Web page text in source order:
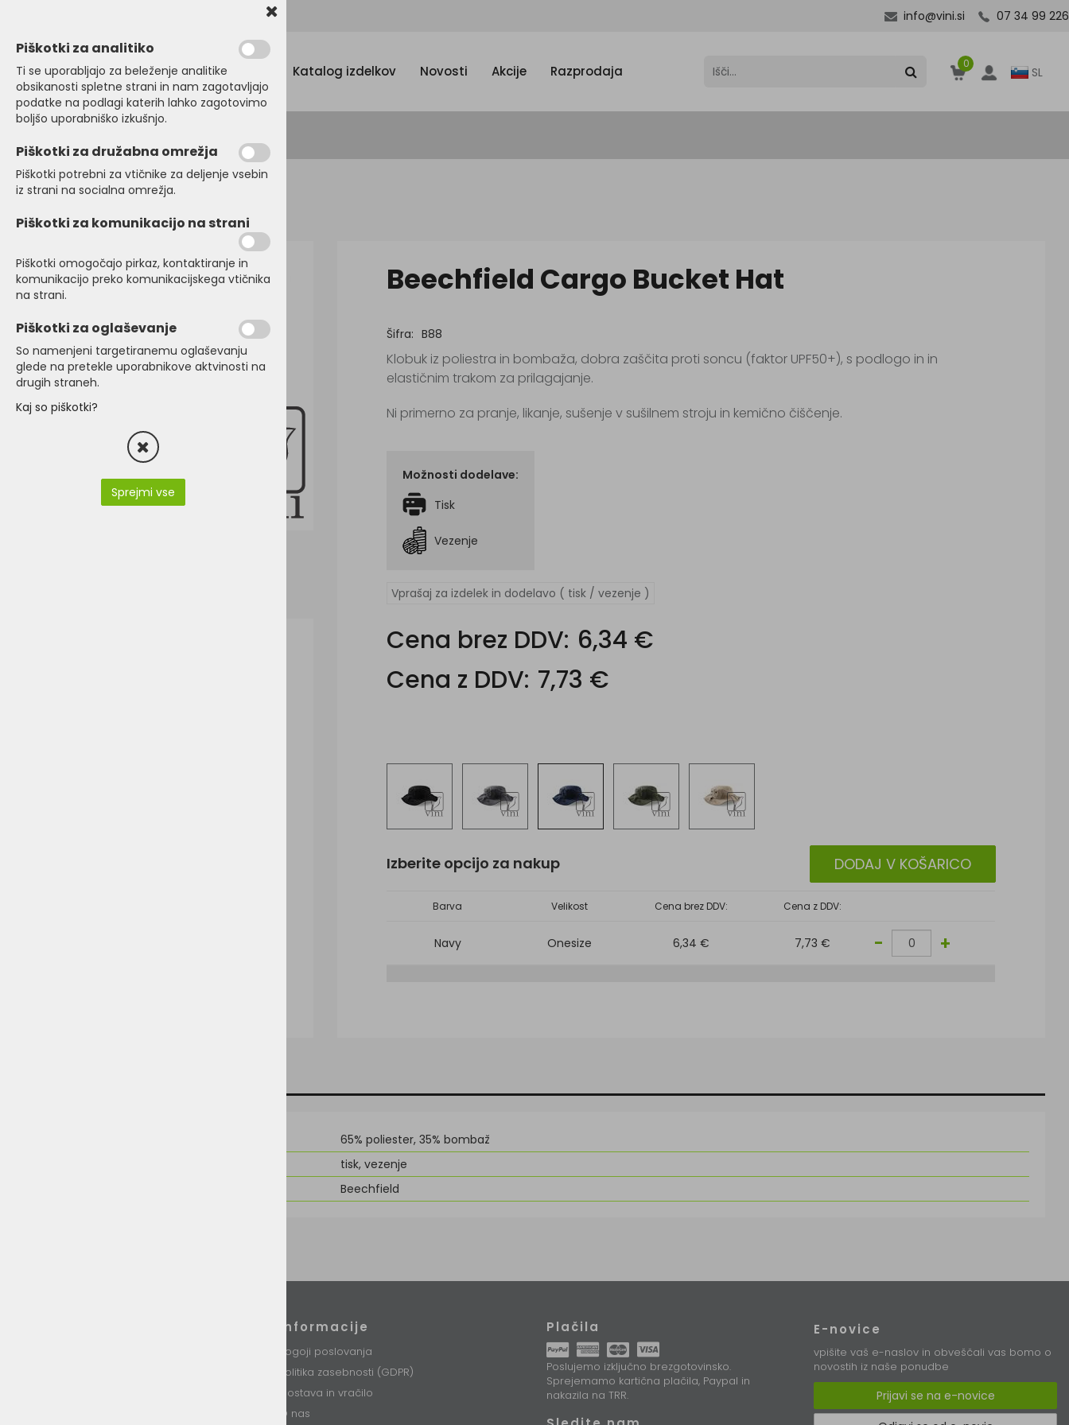
info@vini.si 07 34 99 226
Menu Katalog izdelkov Novosti Akcije Razprodaja 0
SL
Domov KAPE, ŠALI, ROKAVICE Klobuki
Beechfield Cargo Bucket Hat
Šifra: B88
Klobuk iz poliestra in bombaža, dobra zaščita proti soncu (faktor UPF50+), s podlogo in in
elastičnim trakom za prilagajanje.
Ni primerno za pranje, likanje, sušenje v sušilnem stroju in kemično čiščenje.
Možnosti dodelave:
Tisk
Vezenje
Vprašaj za izdelek in dodelavo ( tisk / vezenje )
Cena brez DDV: 6,34 €
Cena z DDV: 7,73 €
Izberite opcijo za nakup DODAJ V KOŠARICO
Barva Velikost Cena brez DDV: Cena z DDV:
Navy Onesize 6,34 € 7,73 € - +
65% poliester, 35% bombaž
tisk, vezenje
Beechfield
Informacije
Pogoji poslovanja
Politika zasebnosti (GDPR)
Dostava in vračilo
O nas
Plačila
Poslujemo izključno brezgotovinsko.
Sprejemamo kartična plačila, Paypal in
nakazila na TRR.
E-novice
vpišite vaš e-naslov in obveščali vas bomo o
novostih iz naše ponudbe
Prijavi se na e-novice
Piškotki za analitiko
Ti se uporabljajo za beleženje analitike
obsikanosti spletne strani in nam zagotavljajo
podatke na podlagi katerih lahko zagotovimo
boljšo uporabniško izkušnjo.
Piškotki za družabna omrežja
Piškotki potrebni za vtičnike za deljenje vsebin
iz strani na socialna omrežja.
Piškotki za komunikacijo na strani
Piškotki omogočajo pirkaz, kontaktiranje in
komunikacijo preko komunikacijskega vtičnika
na strani.
Piškotki za oglaševanje
So namenjeni targetiranemu oglaševanju
glede na pretekle uporabnikove aktvinosti na
drugih straneh.
Kaj so piškotki?
Sprejmi vse